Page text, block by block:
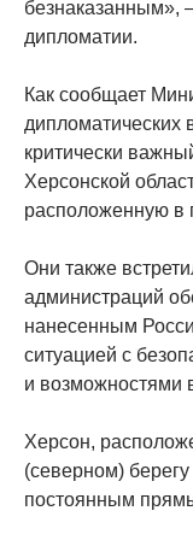
безнаказанным»,
дипломатии.
Как сообщает
дипломатических
критически
Херсонской
расположенную в
Они также
администраций
нанесенным
ситуацией с
и возможностями
Херсон,
(северном)
постоянным